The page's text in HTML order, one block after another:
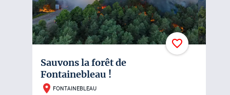
Sauvons la forêt de
Fontainebleau !
FONTAINEBLEAU